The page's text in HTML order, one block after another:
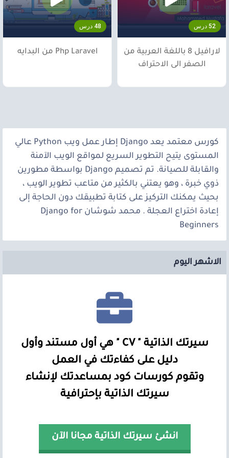
52 درس
لارافيل 8 باللغة العربية من
الصفر الى الاحتراف
48 درس
Php Laravel من البدايه
كورس معتمد يعد Django إطار عمل ويب Python عالي
المستوى يتيح التطوير السريع لمواقع الويب الآمنة
والقابلة للصيانة. تم تصميم Django بواسطة مطورين
ذوي خبرة ، وهو يعتني بالكثير من متاعب تطوير الويب ،
بحيث يمكنك التركيز على كتابة تطبيقك دون الحاجة إلى
إعادة اختراع العجلة . محمد شوشان Django for
Beginners
الاشهر اليوم
سيرتك الذاتية " CV " هي أول مستند وأول
دليل على كفاءتك في العمل
وتقوم كورسات كود بمساعدتك لإنشاء
سيرتك الذاتية بإحترافية
انشئ سيرتك الذاتية مجانا الآن